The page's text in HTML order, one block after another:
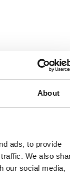
About
ads, to provide
We also
our social media,